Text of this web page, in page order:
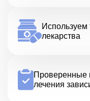
лекарства
Проверенные
лечения